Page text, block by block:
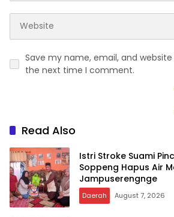
Save my name, email, and
the next time I comment.
Read Also
Istri Stroke Suami
Soppeng Hapus Air
Jampuserengnge
Daerah August 7, 2026